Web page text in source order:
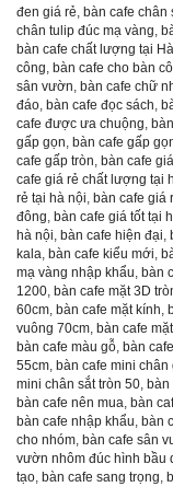
đen giá rẻ, bàn cafe chân
chân tulip đúc mạ vàng,
bàn cafe chất lượng tại
công, bàn cafe cho bàn
sân vườn, bàn cafe chữ
đáo, bàn cafe đọc sách,
cafe được ưa chuộng,
gấp gọn, bàn cafe gấp
cafe gấp tròn, bàn cafe
cafe giá rẻ chất lượng tại
rẻ tại hà nội, bàn cafe giá
đông, bàn cafe giá tốt tại
hà nội, bàn cafe hiện đại,
kala, bàn cafe kiểu mới,
mạ vàng nhập khẩu, bàn
1200, bàn cafe mặt 3D
60cm, bàn cafe mặt kính,
vuông 70cm, bàn cafe
bàn cafe màu gỗ, bàn
55cm, bàn cafe mini chân
mini chân sắt tròn 50, bàn
bàn cafe nên mua, bàn
bàn cafe nhập khẩu, bàn
cho nhóm, bàn cafe sân
vườn nhôm đúc hình bầu
tạo, bàn cafe sang trọng,